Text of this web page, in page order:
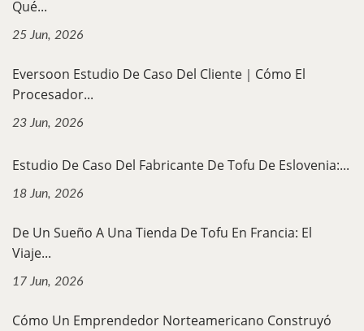
Qué...
25 Jun, 2026
Eversoon Estudio De Caso Del Cliente｜Cómo El
Procesador...
23 Jun, 2026
Estudio De Caso Del Fabricante De Tofu De Eslovenia:...
18 Jun, 2026
De Un Sueño A Una Tienda De Tofu En Francia: El
Viaje...
17 Jun, 2026
Cómo Un Emprendedor Norteamericano Construyó